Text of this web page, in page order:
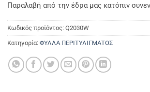
Παραλαβή από την έδρα μας κατόπιν
Κωδικός προϊόντος: Q2030W
Κατηγορία: ΦΥΛΛΑ ΠΕΡΙΤΥΛΙΓΜΑΤΟΣ